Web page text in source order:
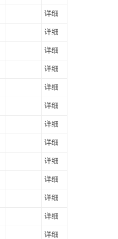
详细
详细
详细
详细
详细
详细
详细
详细
详细
详细
详细
详细
详细